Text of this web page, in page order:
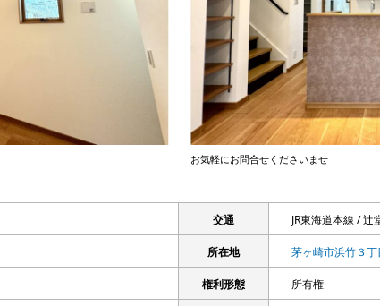
お気軽にお問合せくださいませ
交通 JR東海道本線 / 辻
所在地 茅ヶ崎市浜竹３
権利形態 所有権